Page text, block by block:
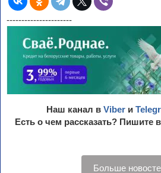
----------------------
Наш канал в Viber и
Есть о чем рассказать? Пишите
Больше